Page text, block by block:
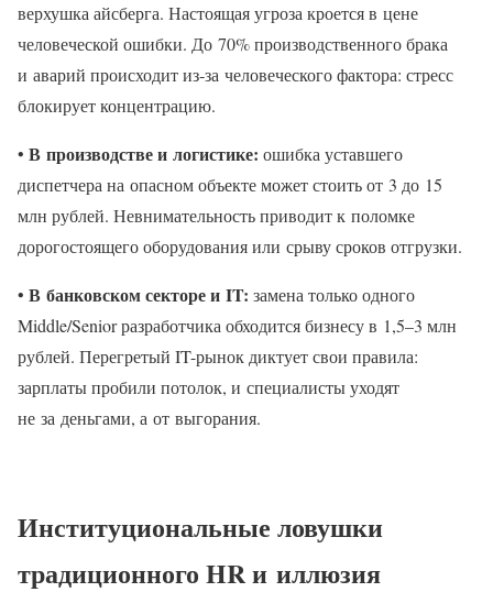
верхушка айсберга. Настоящая угроза кроется в цене
человеческой ошибки. До 70% производственного брака
и аварий происходит из‑за человеческого фактора: стресс
блокирует концентрацию.
• В производстве и логистике: ошибка уставшего
диспетчера на опасном объекте может стоить от 3 до 15
млн рублей. Невнимательность приводит к поломке
дорогостоящего оборудования или срыву сроков отгрузки.
• В банковском секторе и IT: замена только одного
Middle/Senior разработчика обходится бизнесу в 1,5–3 млн
рублей. Перегретый IT-рынок диктует свои правила:
зарплаты пробили потолок, и специалисты уходят
не за деньгами, а от выгорания.
Институциональные ловушки
традиционного HR и иллюзия